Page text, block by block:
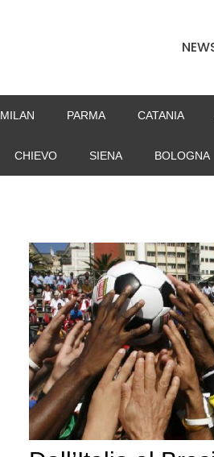
MILAN PARMA CATANIA
CHIEVO SIENA BOLOGNA